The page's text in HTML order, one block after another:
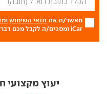
מאשר/ת את תנאי השימוש
iCar ומסכים/ה לקבל מכם דברי פרסום.
יעוץ מקצועי